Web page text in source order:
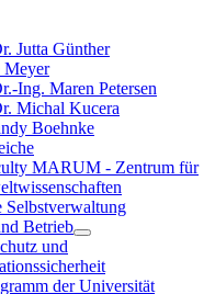
Jutta Günther
Meyer
Ing. Maren Petersen
Michal Kucera
Boehnke
MARUM - Zentrum für
Selbstverwaltung
Betrieb
und
der Universität